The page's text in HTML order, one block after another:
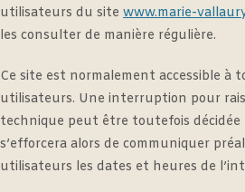
utilisateurs du site www.marie-
les consulter de manière régulière.
Ce site est normalement accessible à
utilisateurs. Une interruption pour
technique peut être toutefois décidée
s’efforcera alors de communiquer
utilisateurs les dates et heures de